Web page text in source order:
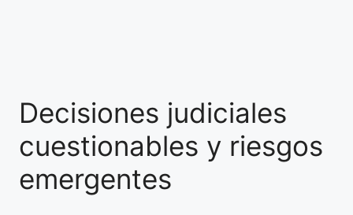
Decisiones judiciales
cuestionables y riesgos
emergentes